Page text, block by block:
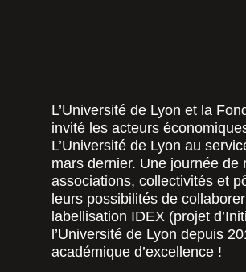
L’Université de Lyon et la
invité les acteurs
L’Université de Lyon au
mars dernier. Une journée de
associations, collectivités et
leurs possibilités de
labellisation IDEX (projet
l’Université de Lyon depuis
académique d’excellence !